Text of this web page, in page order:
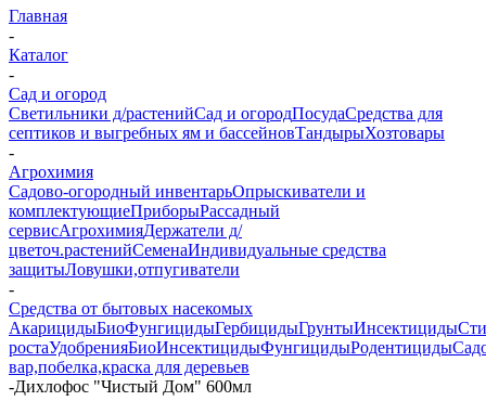
Главная
-
Каталог
-
Сад и огород
Светильники д/растенийСад и огородПосудаСредства для
септиков и выгребных ям и бассейновТандырыХозтовары
-
Агрохимия
Садово-огородный инвентарьОпрыскиватели и
комплектующиеПриборыРассадный
сервисАгрохимияДержатели д/
цветоч.растенийСеменаИндивидуальные средства
защитыЛовушки,отпугиватели
-
Средства от бытовых насекомых
АкарицидыБиоФунгицидыГербицидыГрунтыИнсектициды
ростаУдобренияБиоИнсектицидыФунгицидыРодентициды
вар,побелка,краска для деревьев
-Дихлофос "Чистый Дом" 600мл